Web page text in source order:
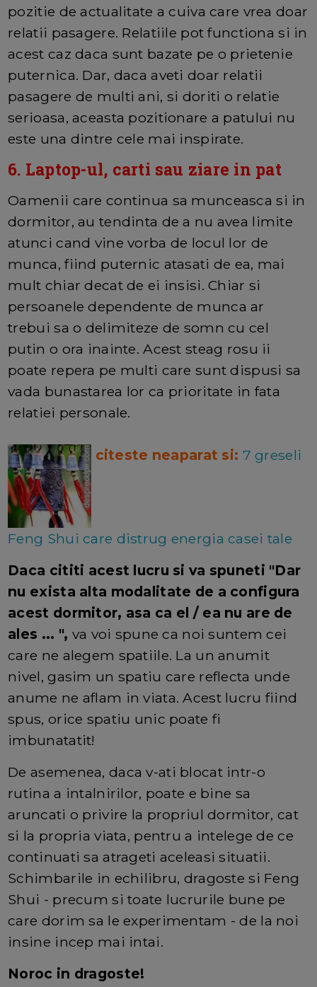
pozitie de actualitate a cuiva care vrea doar
relatii pasagere. Relatiile pot functiona si in
acest caz daca sunt bazate pe o prietenie
puternica. Dar, daca aveti doar relatii
pasagere de multi ani, si doriti o relatie
serioasa, aceasta pozitionare a patului nu
este una dintre cele mai inspirate.
6. Laptop-ul, carti sau ziare in pat
Oamenii care continua sa munceasca si in
dormitor, au tendinta de a nu avea limite
atunci cand vine vorba de locul lor de
munca, fiind puternic atasati de ea, mai
mult chiar decat de ei insisi. Chiar si
persoanele dependente de munca ar
trebui sa o delimiteze de somn cu cel
putin o ora inainte. Acest steag rosu ii
poate repera pe multi care sunt dispusi sa
vada bunastarea lor ca prioritate in fata
relatiei personale.
citeste neaparat si: 7 greseli
Feng Shui care distrug energia casei tale
Daca cititi acest lucru si va spuneti "Dar
nu exista alta modalitate de a configura
acest dormitor, asa ca el / ea nu are de
ales ... ", va voi spune ca noi suntem cei
care ne alegem spatiile. La un anumit
nivel, gasim un spatiu care reflecta unde
anume ne aflam in viata. Acest lucru fiind
spus, orice spatiu unic poate fi
imbunatatit!
De asemenea, daca v-ati blocat intr-o
rutina a intalnirilor, poate e bine sa
aruncati o privire la propriul dormitor, cat
si la propria viata, pentru a intelege de ce
continuati sa atrageti aceleasi situatii.
Schimbarile in echilibru, dragoste si Feng
Shui - precum si toate lucrurile bune pe
care dorim sa le experimentam - de la noi
insine incep mai intai.
Noroc in dragoste!